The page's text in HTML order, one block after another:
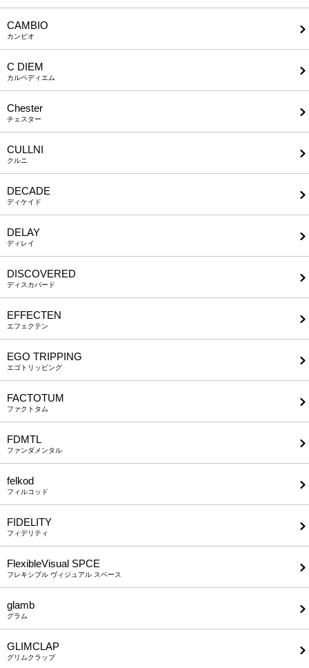
CAMBIO
カンビオ
C DIEM
カルペディエム
Chester
チェスター
CULLNI
クルニ
DECADE
ディケイド
DELAY
ディレイ
DISCOVERED
ディスカバード
EFFECTEN
エフェクテン
EGO TRIPPING
エゴトリッピング
FACTOTUM
ファクトタム
FDMTL
ファンダメンタル
felkod
フィルコッド
FIDELITY
フィデリティ
FlexibleVisual SPCE
フレキシブル ヴィジュアル スペース
glamb
グラム
GLIMCLAP
グリムクラップ